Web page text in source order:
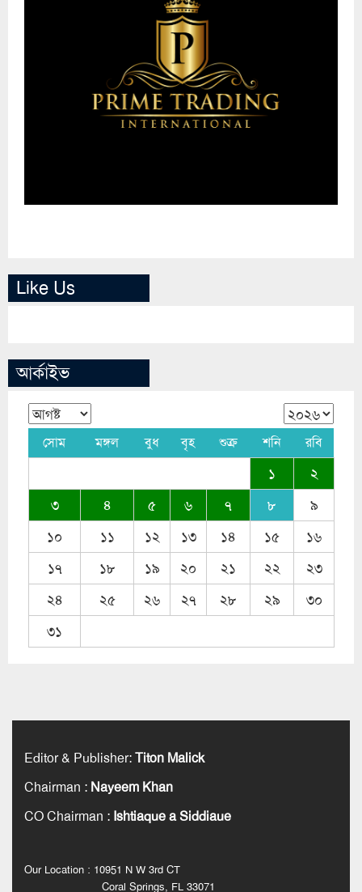
Like Us
আর্কাইভ
সোম মঙ্গল বুধ বৃহ শুক্র শনি রবি
১
২
৩
৪ ৫ ৬ ৭ ৮
৯
১০
১১ ১২ ১৩ ১৪ ১৫
১৬
১৭
১৮ ১৯ ২০ ২১ ২২
২৩
২৪
২৫ ২৬ ২৭ ২৮ ২৯
৩০
৩১
Editor & Publisher:Titon Malick
Chairman : Nayeem Khan
CO Chairman : Ishtiaque a Siddiaue
Our Location : 10951 N W 3rd CT
Coral Springs, FL 33071